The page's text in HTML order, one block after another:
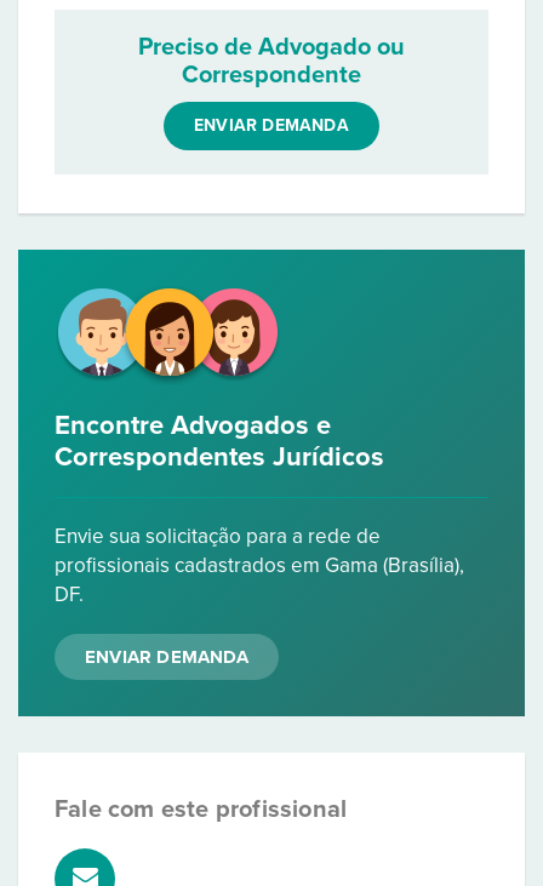
Preciso de Advogado ou
Correspondente
ENVIAR DEMANDA
Encontre Advogados e
Correspondentes Jurídicos
Envie sua solicitação para a rede de
profissionais cadastrados em Gama (Brasília),
DF.
ENVIAR DEMANDA
Fale com este profissional